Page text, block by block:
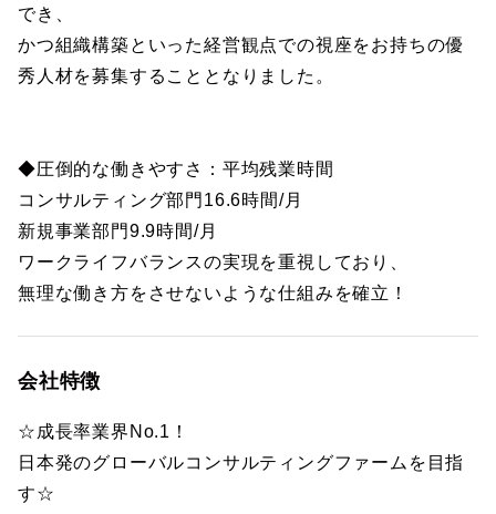
でき、
かつ組織構築といった経営観点での視座をお持ちの優
秀人材を募集することとなりました。
◆圧倒的な働きやすさ：平均残業時間
コンサルティング部門16.6時間/月
新規事業部門9.9時間/月
ワークライフバランスの実現を重視しており、
無理な働き方をさせないような仕組みを確立！
会社特徴
☆成長率業界No.1！
日本発のグローバルコンサルティングファームを目指
す☆